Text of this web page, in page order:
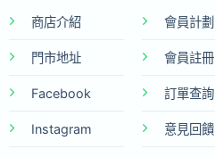
商店介紹
門市地址
Facebook
Instagram
會員計劃
會員註冊
訂單查詢
意見回饋